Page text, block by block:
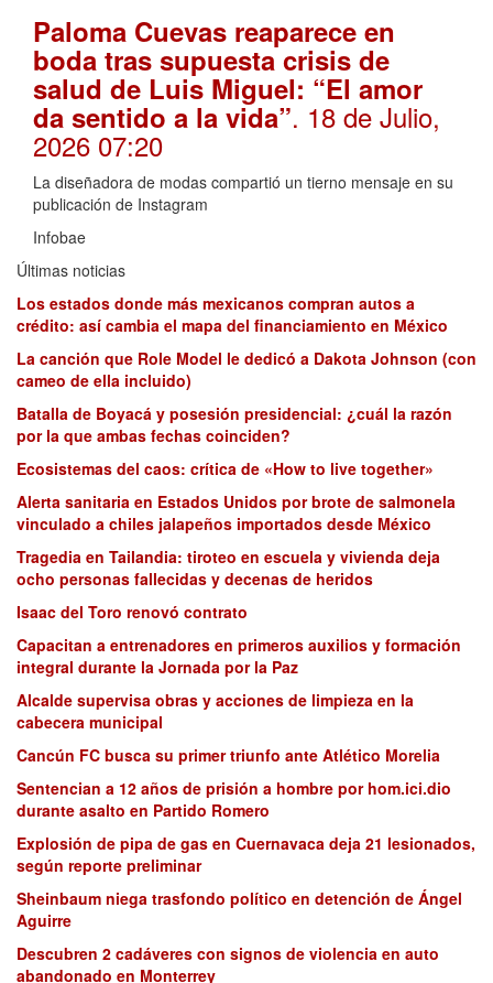
Paloma Cuevas reaparece en
boda tras supuesta crisis de
salud de Luis Miguel: “El amor
da sentido a la vida”. 18 de Julio,
2026 07:20
La diseñadora de modas compartió un tierno mensaje en su
publicación de Instagram
Infobae
Últimas noticias
Los estados donde más mexicanos compran autos a
crédito: así cambia el mapa del financiamiento en México
La canción que Role Model le dedicó a Dakota Johnson (con
cameo de ella incluido)
Batalla de Boyacá y posesión presidencial: ¿cuál la razón
por la que ambas fechas coinciden?
Ecosistemas del caos: crítica de «How to live together»
Alerta sanitaria en Estados Unidos por brote de salmonela
vinculado a chiles jalapeños importados desde México
Tragedia en Tailandia: tiroteo en escuela y vivienda deja
ocho personas fallecidas y decenas de heridos
Isaac del Toro renovó contrato
Capacitan a entrenadores en primeros auxilios y formación
integral durante la Jornada por la Paz
Alcalde supervisa obras y acciones de limpieza en la
cabecera municipal
Cancún FC busca su primer triunfo ante Atlético Morelia
Sentencian a 12 años de prisión a hombre por hom.ici.dio
durante asalto en Partido Romero
Explosión de pipa de gas en Cuernavaca deja 21 lesionados,
según reporte preliminar
Sheinbaum niega trasfondo político en detención de Ángel
Aguirre
Descubren 2 cadáveres con signos de violencia en auto
abandonado en Monterrey